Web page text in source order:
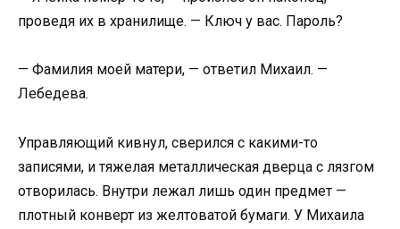
проведя их в хранилище. — Ключ у вас. Пароль?
— Фамилия моей матери, — ответил Михаил. —
Лебедева.
Управляющий кивнул, сверился с какими-то
записями, и тяжелая металлическая дверца с лязгом
отворилась. Внутри лежал лишь один предмет —
плотный конверт из желтоватой бумаги. У Михаила